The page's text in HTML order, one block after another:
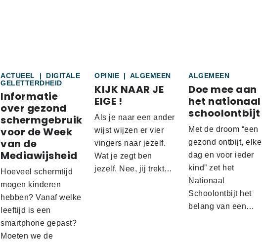
ACTUEEL |
DIGITALE
GELETTERDHEID
Informatie
over gezond
schermgebruik
voor de Week
van de
Mediawijsheid
Hoeveel schermtijd
mogen kinderen
hebben? Vanaf welke
leeftijd is een
smartphone gepast?
Moeten we de
OPINIE | ALGEMEEN
KIJK NAAR JE
EIGE !
Als je naar een ander
wijst wijzen er vier
vingers naar jezelf.
Wat je zegt ben
jezelf. Nee, jij trekt…
ALGEMEEN
Doe mee aan
het nationaal
schoolontbijt
Met de droom “een
gezond ontbijt, elke
dag en voor ieder
kind” zet het
Nationaal
Schoolontbijt het
belang van een…